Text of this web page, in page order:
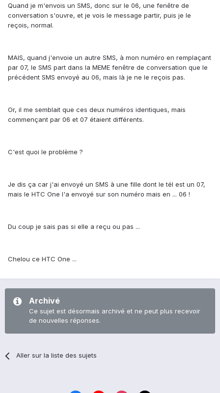
Quand je m'envois un SMS, donc sur le 06, une fenêtre de
conversation s'ouvre, et je vois le message partir, puis je le
reçois, normal.
MAIS, quand j'envoie un autre SMS, à mon numéro en remplaçant
par 07, le SMS part dans la MEME fenêtre de conversation que le
précédent SMS envoyé au 06, mais là je ne le reçois pas.
Or, il me semblait que ces deux numéros identiques, mais
commençant par 06 et 07 étaient différents.
C'est quoi le problème ?
Je dis ça car j'ai envoyé un SMS à une fille dont le tél est un 07,
mais le HTC One l'a envoyé sur son numéro mais en ... 06 !
Du coup je sais pas si elle a reçu ou pas ...
Chelou ce HTC One ...
Archivé
Ce sujet est désormais archivé et ne peut plus recevoir
de nouvelles réponses.
Aller sur la liste des sujets